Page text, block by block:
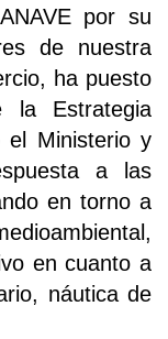
por su
de nuestra
ha puesto
la Estrategia
el Ministerio y
a las
en torno a
en cuanto a
náutica de